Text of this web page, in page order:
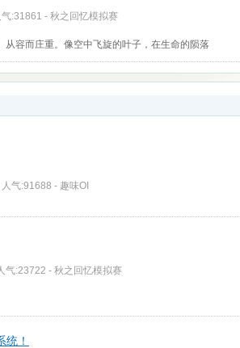
:31861 - 秋之回忆模拟赛
从容而庄重。像空中飞旋的叶子，在生命的陨落
气:91688 - 趣味OI
气:23722 - 秋之回忆模拟赛
！